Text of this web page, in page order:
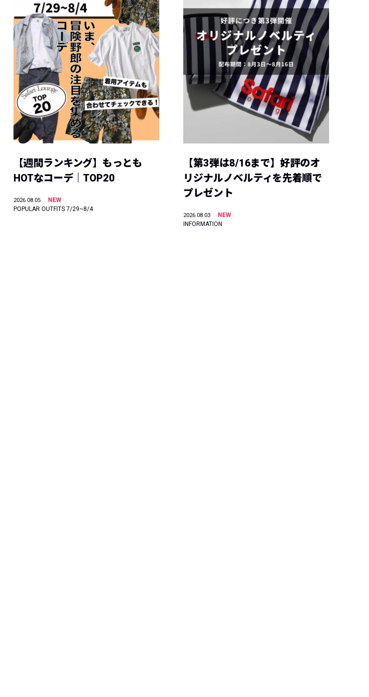
【週間ランキング】もっとも
HOTなコーデ｜TOP20
2026.08.05
NEW
POPULAR OUTFITS 7/29~8/4
【第3弾は8/16まで】好評のオ
リジナルノベルティを先着順で
プレゼント
2026.08.03
NEW
INFORMATION